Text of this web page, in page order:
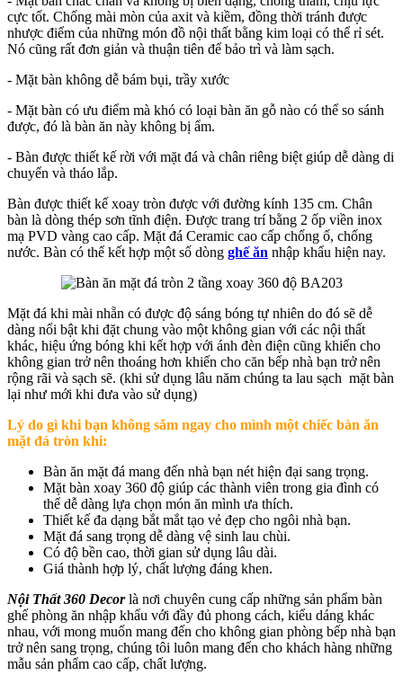
cực tốt. Chống mài mòn của axit và kiềm, đồng thời tránh được
nhược điểm của những món đồ nội thất bằng kim loại có thể rỉ sét.
Nó cũng rất đơn giản và thuận tiên để bảo trì và làm sạch.
- Mặt bàn không dễ bám bụi, trầy xước
- Mặt bàn có ưu điểm mà khó có loại bàn ăn gỗ nào có thể so sánh
được, đó là bàn ăn này không bị ẩm.
- Bàn được thiết kế rời với mặt đá và chân riêng biệt giúp dễ dàng di
chuyển và tháo lắp.
Bàn được thiết kế xoay tròn được với đường kính 135 cm. Chân
bàn là dòng thép sơn tĩnh điện. Được trang trí bằng 2 ốp viền inox
mạ PVD vàng cao cấp. Mặt đá Ceramic cao cấp chống ố, chống
nước. Bàn có thể kết hợp một số dòng ghế ăn nhập khẩu hiện nay.
Mặt đá khi mài nhẵn có được độ sáng bóng tự nhiên do đó sẽ dễ
dàng nổi bật khi đặt chung vào một không gian với các nội thất
khác, hiệu ứng bóng khi kết hợp với ánh đèn điện cũng khiến cho
không gian trở nên thoáng hơn khiến cho căn bếp nhà bạn trở nên
rộng rãi và sạch sẽ. (khi sử dụng lâu năm chúng ta lau sạch mặt bàn
lại như mới khi đưa vào sử dụng)
Lý do gì khi bạn không sắm ngay cho mình một chiếc bàn ăn
mặt đá tròn khi:
Bàn ăn mặt đá mang đến nhà bạn nét hiện đại sang trọng.
Mặt bàn xoay 360 độ giúp các thành viên trong gia đình có
thể dễ dàng lựa chọn món ăn mình ưa thích.
Thiết kế đa dạng bắt mắt tạo vẻ đẹp cho ngôi nhà bạn.
Mặt đá sang trọng dễ dàng vệ sinh lau chùi.
Có độ bền cao, thời gian sử dụng lâu dài.
Giá thành hợp lý, chất lượng đáng khen.
Nội Thất 360 Decorlà nơi chuyên cung cấp những sản phẩm bàn
ghế phòng ăn nhập khẩu với đầy đủ phong cách, kiểu dáng khác
nhau, với mong muốn mang đến cho không gian phòng bếp nhà bạn
trở nên sang trọng, chúng tôi luôn mang đến cho khách hàng những
mẫu sản phẩm cao cấp, chất lượng.